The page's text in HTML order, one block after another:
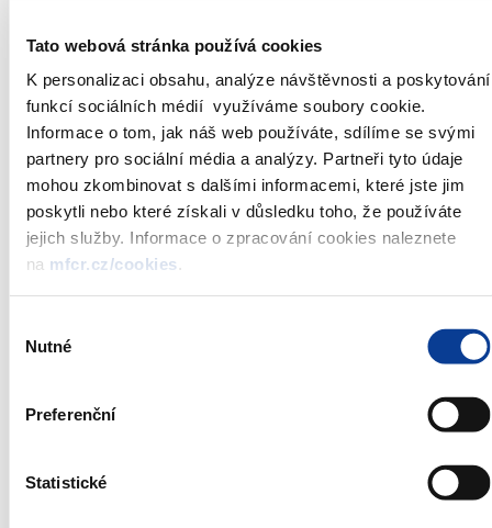
Tato webová stránka používá cookies
K personalizaci obsahu, analýze návštěvnosti a poskytování
funkcí sociálních médií využíváme soubory cookie.
Informace o tom, jak náš web používáte, sdílíme se svými
partnery pro sociální média a analýzy. Partneři tyto údaje
mohou zkombinovat s dalšími informacemi, které jste jim
poskytli nebo které získali v důsledku toho, že používáte
jejich služby. Informace o zpracování cookies naleznete
na mfcr.cz/cookies.
souhlasu
Nutné
Preferenční
Statistické
0,00 %
Government
Bond of the
Czech
Republic,
2015-
2023, 0,45 %
CZ0001004600 97/2 14.10.2015
Government
Bond of the
Czech
Republic,
2013-
2028, 2,50 %
CZ0001003859 78/13 14.10.2015
*Non-competitive part of auction closes next day at 12:00 a.m.
government bonds sold in the auctions is set at the maximal
The Czech Republic Funding and